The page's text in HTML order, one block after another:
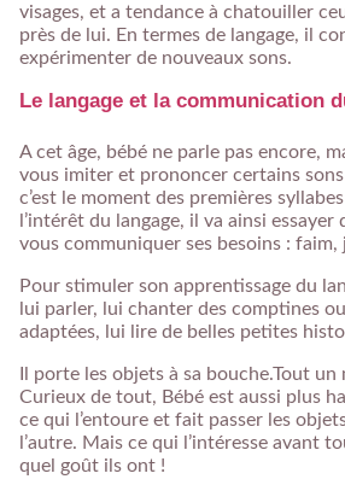
visages, et a tendance à chatouiller
près de lui. En termes de langage, il
expérimenter de nouveaux sons.
Le langage et la communication
A cet âge, bébé ne parle pas encore,
vous imiter et prononcer certains sons
c’est le moment des premières
l’intérêt du langage, il va ainsi
vous communiquer ses besoins : faim,
Pour stimuler son apprentissage du
lui parler, lui chanter des comptines
adaptées, lui lire de belles petites
Il porte les objets à sa bouche.Tout
Curieux de tout, Bébé est aussi plus
ce qui l’entoure et fait passer les
l’autre. Mais ce qui l’intéresse avant
quel goût ils ont !